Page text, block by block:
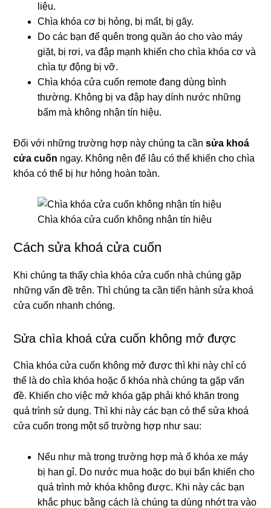
liệu.
Chìa khóa cơ bị hỏng, bị mất, bị gãy.
Do các bạn để quên trong quần áo cho vào máy
giặt, bị rơi, va đập mạnh khiến cho chìa khóa cơ và
chìa tự động bị vỡ.
Chìa khóa cửa cuốn remote đang dùng bình
thường. Không bị va đập hay dính nước những
bấm mà không nhận tín hiệu.
Đối với những trường hợp này chúng ta cầnsửa khoá
cửa cuốn ngay. Không nên để lâu có thể khiến cho chìa
khóa có thể bị hư hỏng hoàn toàn.
Chìa khóa cửa cuốn không nhận tín hiệu
Cách sửa khoá cửa cuốn
Khi chúng ta thấy chìa khóa cửa cuốn nhà chúng gặp
những vấn đề trên. Thì chúng ta cần tiến hành sửa khoá
cửa cuốn nhanh chóng.
Sửa chìa khoá cửa cuốn không mở được
Chìa khóa cửa cuốn không mở được thì khi này chỉ có
thể là do chìa khóa hoặc ổ khóa nhà chúng ta gặp vấn
đề. Khiến cho việc mở khóa gặp phải khó khăn trong
quá trình sử dụng. Thì khi này các bạn có thể sửa khoá
cửa cuốn trong một số trường hợp như sau:
Nếu như mà trong trường hợp mà ổ khóa xe máy
bị han gỉ. Do nước mua hoặc do bụi bẩn khiến cho
quá trình mở khóa không được. Khi này các bạn
khắc phục bằng cách là chúng ta dùng nhớt tra vào